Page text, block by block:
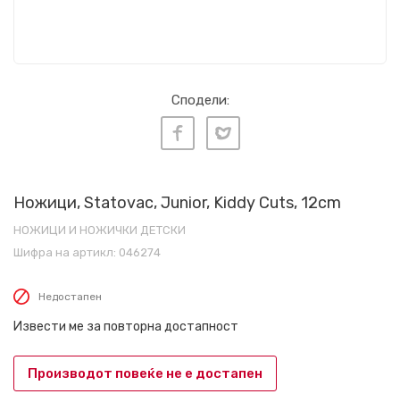
Сподели:
Ножици, Statovac, Junior, Kiddy Cuts, 12cm
НОЖИЦИ И НОЖИЧКИ ДЕТСКИ
Шифра на артикл: 046274
Недостапен
Извести ме за повторна достапност
Производот повеќе не е достапен